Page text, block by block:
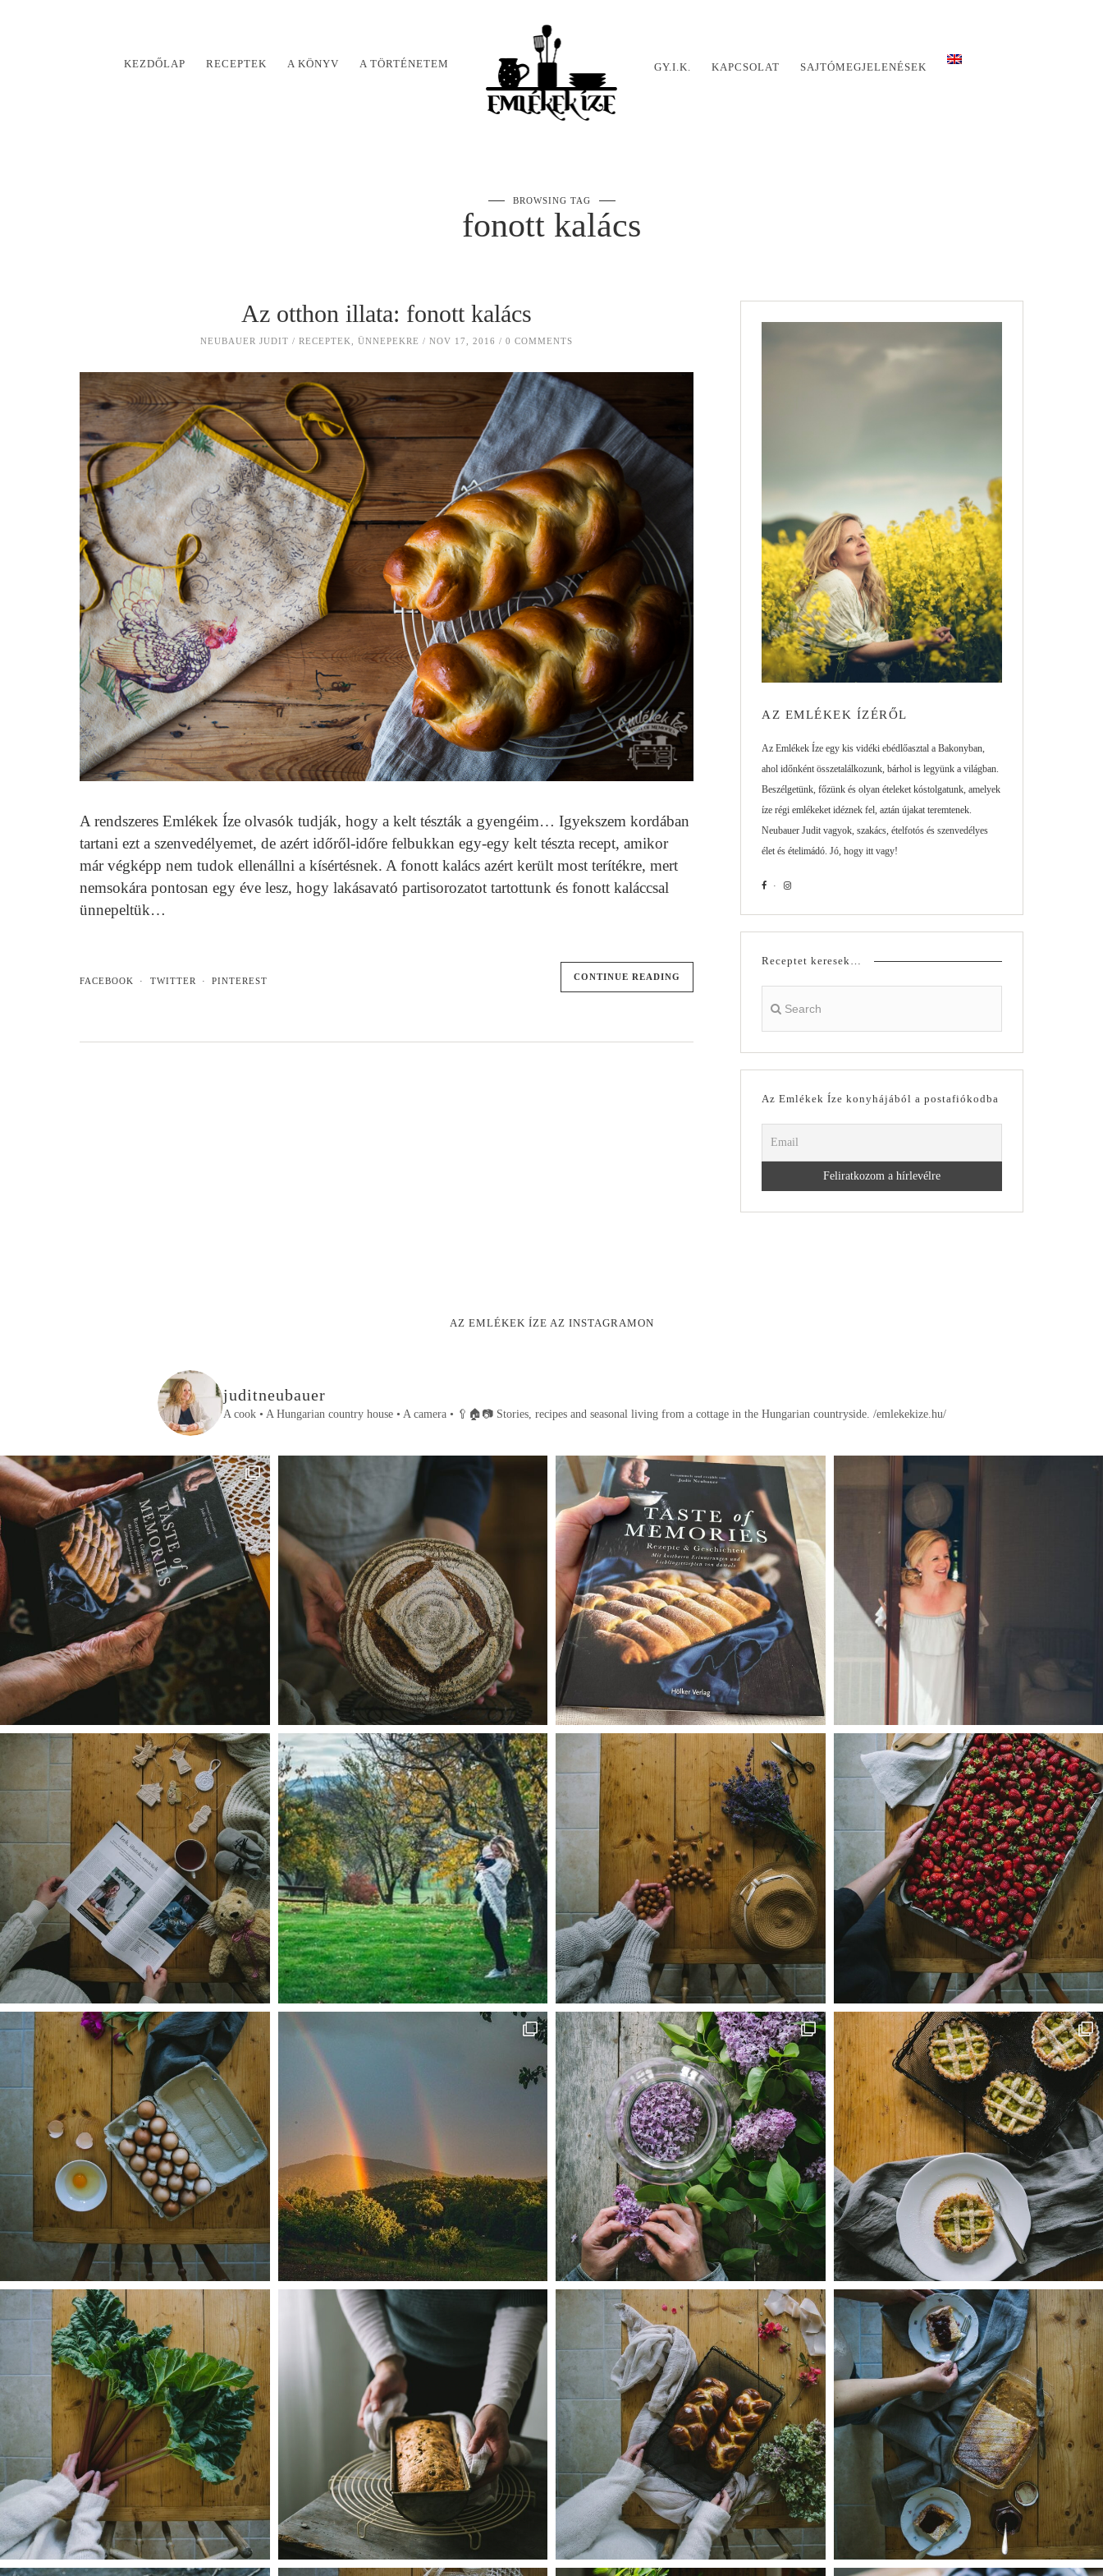
KEZDŐLAP RECEPTEK A KÖNYV A TÖRTÉNETEM GY.I.K. KAPCSOLAT SAJTÓMEGJELENÉSEK
BROWSING TAG
fonott kalács
Az otthon illata: fonott kalács
NEUBAUER JUDIT RECEPTEK ÜNNEPEKRE NOV 17, 2016 0 COMMENTS
A rendszeres Emlékek Íze olvasók tudják, hogy a kelt tészták a gyengéim… Igyekszem kordában
tartani ezt a szenvedélyemet, de azért időről-időre felbukkan egy-egy kelt tészta recept, amikor
már végképp nem tudok ellenállni a kísértésnek. A fonott kalács azért került most terítékre, mert
nemsokára pontosan egy éve lesz, hogy lakásavató partisorozatot tartottunk és fonott kaláccsal
ünnepeltük…
FACEBOOK TWITTER PINTEREST CONTINUE READING
AZ EMLÉKEK ÍZÉRŐL
Az Emlékek Íze egy kis vidéki ebédlőasztal a Bakonyban,
ahol időnként összetalálkozunk, bárhol is legyünk a világban.
Beszélgetünk, főzünk és olyan ételeket kóstolgatunk, amelyek
íze régi emlékeket idéznek fel, aztán újakat teremtenek.
Neubauer Judit vagyok, szakács, ételfotós és szenvedélyes
élet és ételimádó. Jó, hogy itt vagy!
Receptet keresek…
Az Emlékek Íze konyhájából a postafiókodba
AZ EMLÉKEK ÍZE AZ INSTAGRAMON
juditneubauer
A cook • A Hungarian country house • A camera • 🥄🏠📷Stories, recipes and seasonal living from a cottage in the Hungarian countryside. /emlekekize.hu/